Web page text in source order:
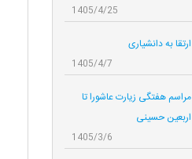
1405/4/25
ارتقا به دانشیاری
1405/4/7
مراسم هفتگی زیارت عاشورا تا
اربعین حسینی
1405/3/6